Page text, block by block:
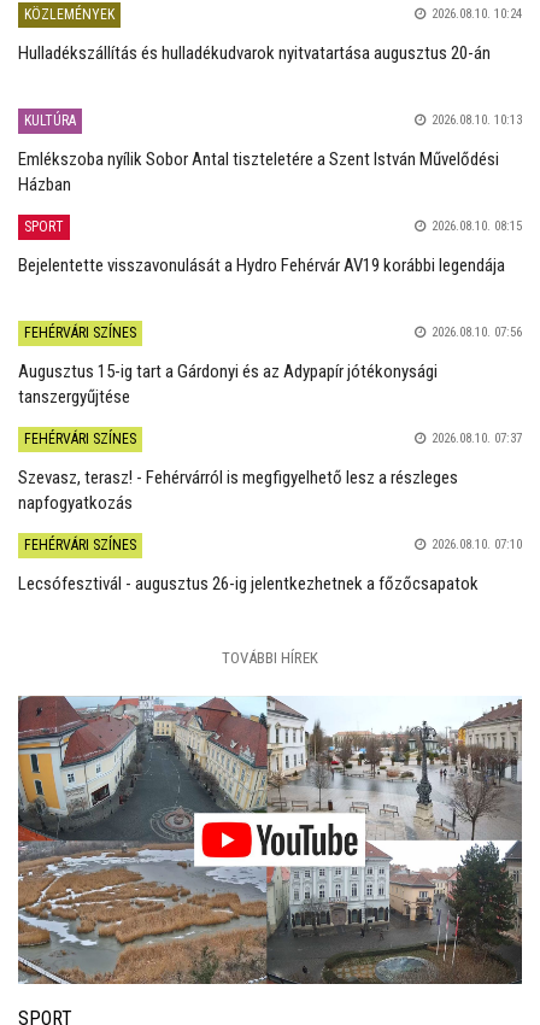
KÖZLEMÉNYEK 2026.08.10. 10:24
Hulladékszállítás és hulladékudvarok nyitvatartása augusztus 20-án
KULTÚRA 2026.08.10. 10:13
Emlékszoba nyílik Sobor Antal tiszteletére a Szent István Művelődési
Házban
SPORT 2026.08.10. 08:15
Bejelentette visszavonulását a Hydro Fehérvár AV19 korábbi legendája
FEHÉRVÁRI SZÍNES 2026.08.10. 07:56
Augusztus 15-ig tart a Gárdonyi és az Adypapír jótékonysági
tanszergyűjtése
FEHÉRVÁRI SZÍNES 2026.08.10. 07:37
Szevasz, terasz! - Fehérvárról is megfigyelhető lesz a részleges
napfogyatkozás
FEHÉRVÁRI SZÍNES 2026.08.10. 07:10
Lecsófesztivál - augusztus 26-ig jelentkezhetnek a főzőcsapatok
TOVÁBBI HÍREK
SPORT